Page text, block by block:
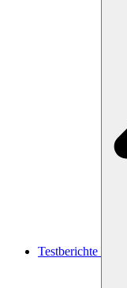
Testberichte